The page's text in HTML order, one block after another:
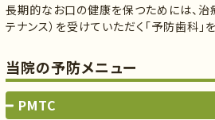
長期的なお口の健康を保つためには、治
テナンス）を受けていただく「予防歯科」
当院の予防メニュー
PMTC